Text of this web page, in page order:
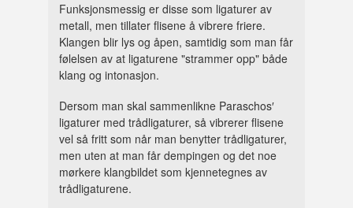
Funksjonsmessig er disse som ligaturer av
metall, men tillater flisene å vibrere friere.
Klangen blir lys og åpen, samtidig som man får
følelsen av at ligaturene "strammer opp" både
klang og intonasjon.
Dersom man skal sammenlikne Paraschos′
ligaturer med trådligaturer, så vibrerer flisene
vel så fritt som når man benytter trådligaturer,
men uten at man får dempingen og det noe
mørkere klangbildet som kjennetegnes av
trådligaturene.